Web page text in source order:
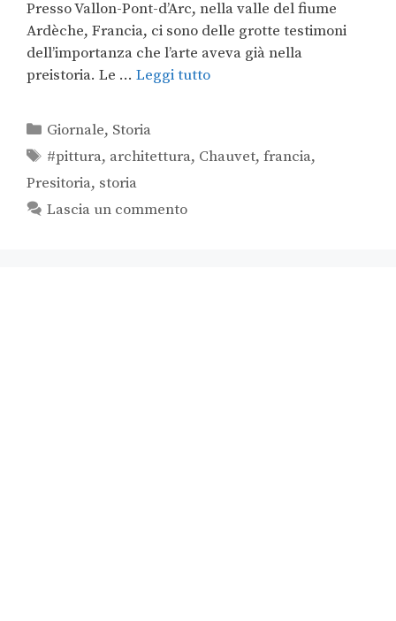
Presso Vallon-Pont-d’Arc, nella valle del fiume
Ardèche, Francia, ci sono delle grotte testimoni
dell’importanza che l’arte aveva già nella
preistoria. Le … Leggi tutto
Giornale, Storia
#pittura, architettura, Chauvet,francia,
Presitoria, storia
Lascia un commento